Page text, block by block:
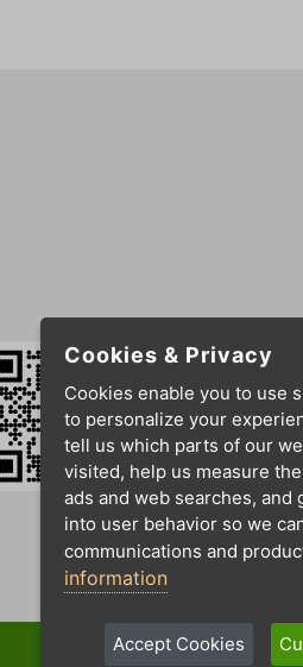
Cookies & Privacy
Cookies enable you to use
to personalize your
tell us which parts of our
visited, help us measure
ads and web searches, and
into user behavior so we
communications and
information
Accept Cookies